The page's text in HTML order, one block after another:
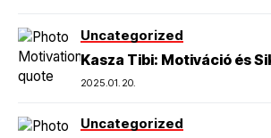
Uncategorized
Kasza Tibi: Motiváció és
2025.01.20.
Uncategorized